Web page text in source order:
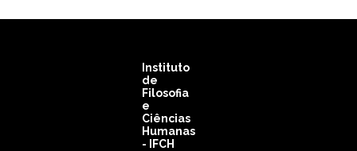
Instituto
de
Filosofia
e
Ciências
Humanas
- IFCH